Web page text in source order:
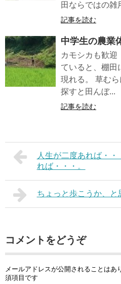
田ならではの雑
記事を読む
中学生の農業
カモシカも歓
ていると、棚田
現れる。 草む
探すと田んぼ...
記事を読む
人生が二度あれば・
れば・・・。
ちょっと歩こうか、と
コメントをどうぞ
メールアドレスが公開されることはあ
須項目です